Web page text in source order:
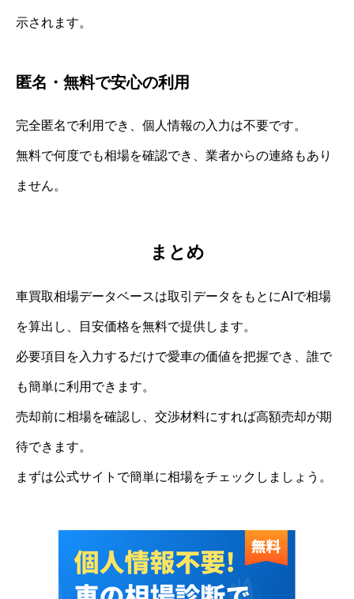
示されます。
匿名・無料で安心の利用
完全匿名で利用でき、個人情報の入力は不要です。
無料で何度でも相場を確認でき、業者からの連絡もあり
ません。
まとめ
車買取相場データベースは取引データをもとにAIで相場
を算出し、目安価格を無料で提供します。
必要項目を入力するだけで愛車の価値を把握でき、誰で
も簡単に利用できます。
売却前に相場を確認し、交渉材料にすれば高額売却が期
待できます。
まずは公式サイトで簡単に相場をチェックしましょう。